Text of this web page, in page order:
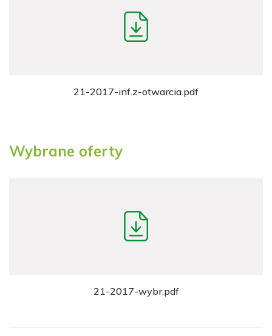
21-2017-inf.z-otwarcia.pdf
Wybrane oferty
21-2017-wybr.pdf